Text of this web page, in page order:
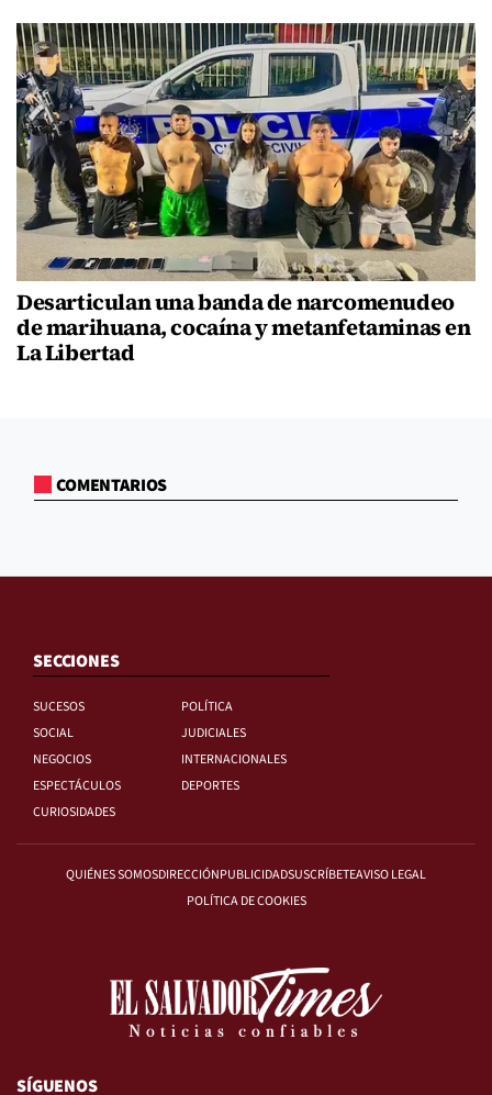
Desarticulan una banda de narcomenudeo
de marihuana, cocaína y metanfetaminas en
La Libertad
COMENTARIOS
SECCIONES
SUCESOS
POLÍTICA
SOCIAL
JUDICIALES
NEGOCIOS
INTERNACIONALES
ESPECTÁCULOS
DEPORTES
CURIOSIDADES
QUIÉNES SOMOSDIRECCIÓNPUBLICIDADSUSCRÍBETEAVISO LEGAL
POLÍTICA DE COOKIES
SÍGUENOS